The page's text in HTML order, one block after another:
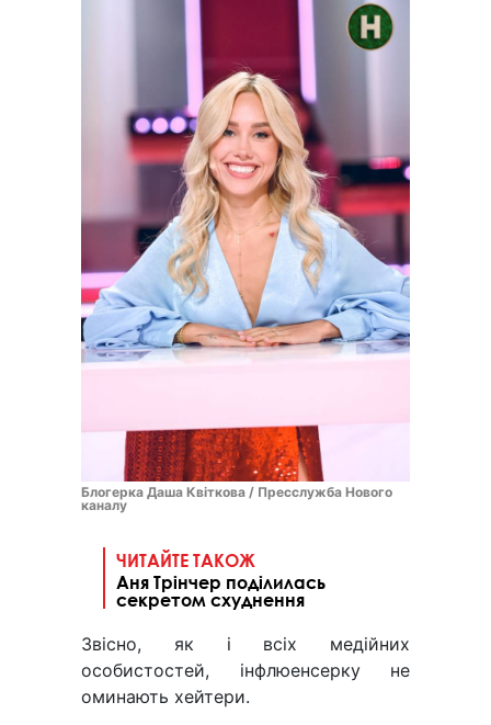
Блогерка Даша Квіткова / Пресслужба Нового
каналу
ЧИТАЙТЕ ТАКОЖ
Аня Трінчер поділилась
секретом схуднення
Звісно, як і всіх медійних
особистостей, інфлюенсерку не
оминають хейтери.